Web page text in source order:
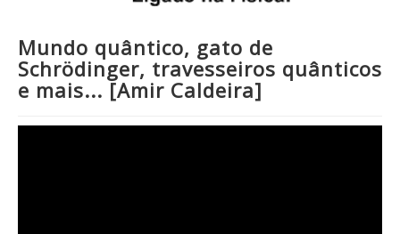
Mundo quântico, gato de
Schrödinger, travesseiros quânticos
e mais... [Amir Caldeira]